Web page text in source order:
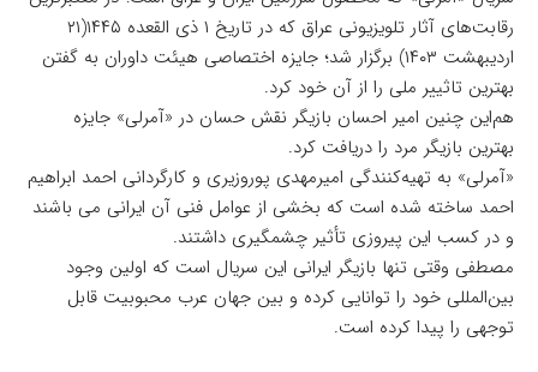
رقابت‌های آثار تلویزیونی عراق که در تاریخ ۱ ذی القعده ۱۴۴۵(۲۱
اردیبهشت ۱۴۰۳) برگزار شد؛ جایزه اختصاصی هیئت داوران به گفتن
بهترین تاثییر ملی را از آن خود کرد.
هم‌این چنین امیر احسان بازیگر نقش حسان در «آمرلی» جایزه
بهترین بازیگر مرد را دریافت کرد.
«آمرلی» به تهیه‌کنندگی امیرمهدی پوروزیری و کارگردانی احمد ابراهیم
احمد ساخته شده است که بخشی از عوامل فنی آن ایرانی می باشند
و در کسب این پیروزی تأثیر چشمگیری داشتند.
مصطفی وقتی تنها بازیگر ایرانی این سریال است که اولین وجود
بین‌المللی خود را توانایی کرده و بین جهان عرب محبوبیت قابل
توجهی را پیدا کرده است.